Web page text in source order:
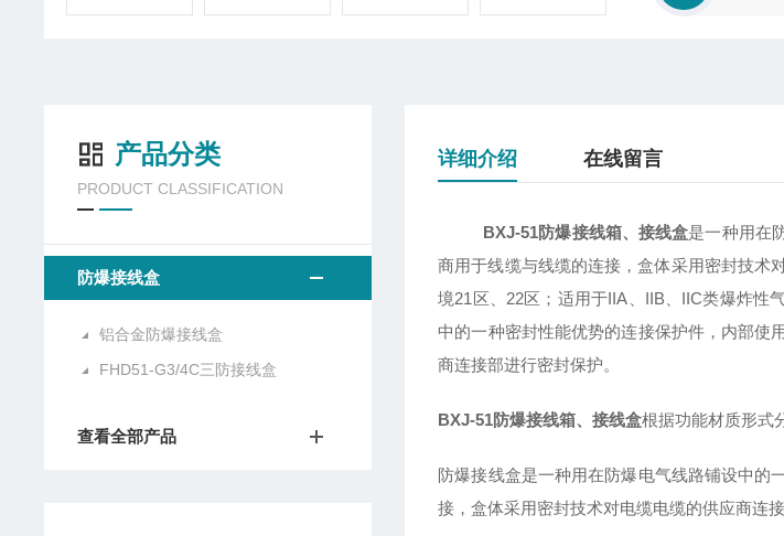
产品分类
PRODUCT CLASSIFICATION
防爆接线盒
铝合金防爆接线盒
FHD51-G3/4C三防接线盒
查看全部产品
详细介绍 在线留言
BXJ-51防爆接线箱、接线盒是一种用在
商用于线缆与线缆的连接，盒体采用密封技术
境21区、22区；适用于IIA、IIB、IIC类爆炸性
中的一种密封性能优势的连接保护件，内部使
商连接部进行密封保护。
BXJ-51防爆接线箱、接线盒根据功能材质形式
防爆接线盒是一种用在防爆电气线路铺设中的
接，盒体采用密封技术对电缆电缆的供应商连